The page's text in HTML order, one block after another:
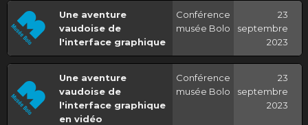
Une aventure
vaudoise de
l'interface graphique
Conférence
musée Bolo
23
septembre
2023
Une aventure
vaudoise de
l'interface graphique
en vidéo
Conférence
musée Bolo
23
septembre
2023